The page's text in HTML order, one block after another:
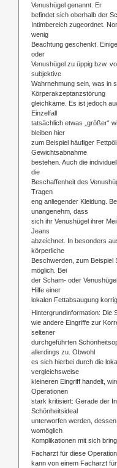
Venushügel genannt. Er
befindet sich oberhalb der
Intimbereich zugeordnet.
wenig
Beachtung geschenkt.
oder
Venushügel zu üppig bzw.
subjektive
Wahrnehmung sein, was in
Körperakzeptanzstörung
gleichkäme. Es ist jedoch
Einzelfall
tatsächlich etwas „größer“
bleiben hier
zum Beispiel häufiger
Gewichtsabnahme
bestehen. Auch die
die
Beschaffenheit des
Tragen
eng anliegender Kleidung.
unangenehm, dass
sich ihr Venushügel ihrer
Jeans
abzeichnet. In besonders
körperliche
Beschwerden, zum Beispiel
möglich. Bei
der Scham- oder
Hilfe einer
lokalen Fettabsaugung
Hintergrundinformation: Die
wie andere Eingriffe zur
seltener
durchgeführten
allerdings zu. Obwohl
es sich hierbei durch die
vergleichsweise
kleineren Eingriff handelt,
Operationen
stark kritisiert: Gerade der
Schönheitsideal
unterworfen werden,
womöglich
Komplikationen mit sich
Facharzt für diese
kann von einem Facharzt